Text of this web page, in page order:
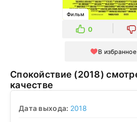
Фильм
0
В избранное
Спокойствие (2018) смотреть в хорошем
качестве
Дата выхода: 2018